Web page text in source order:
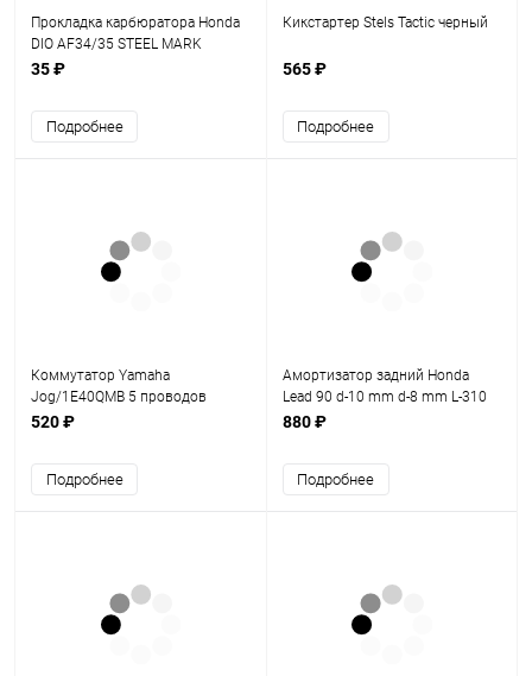
Прокладка карбюратора Honda
DIO AF34/35 STEEL MARK
35 ₽
Подробнее
Кикстартер Stels Tactic черный
565 ₽
Подробнее
Коммутатор Yamaha
Jog/1E40QMB 5 проводов
520 ₽
Подробнее
Амортизатор задний Honda
Lead 90 d-10 mm d-8 mm L-310
mm FDF
880 ₽
Подробнее